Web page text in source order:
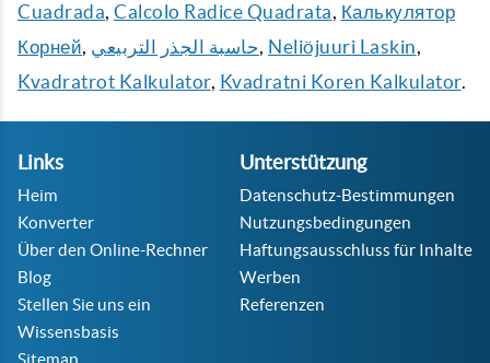
Cuadrada, Calcolo Radice Quadrata, Калькулятор
Корней, حاسبة الجذر التربيعي, Neliöjuuri Laskin,
Kvadratrot Kalkulator, Kvadratni Koren Kalkulator.
Links
Heim
Konverter
Über den Online-Rechner
Blog
Stellen Sie uns ein
Wissensbasis
Sitemap
Unterstützung
Datenschutz-Bestimmungen
Nutzungsbedingungen
Haftungsausschluss für Inhalte
Werben
Referenzen